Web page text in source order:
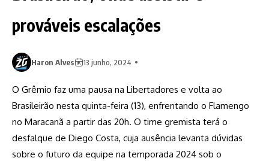
prováveis escalações
Haron Alves 13 junho, 2024
O Grêmio faz uma pausa na Libertadores e volta ao
Brasileirão nesta quinta-feira (13), enfrentando o Flamengo
no Maracanã a partir das 20h. O time gremista terá o
desfalque de Diego Costa, cuja ausência levanta dúvidas
sobre o futuro da equipe na temporada 2024 sob o